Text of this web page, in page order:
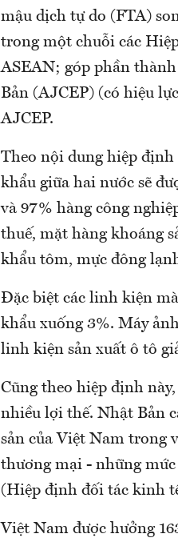
mậu dịch tự do (FTA)
trong một chuỗi các
ASEAN; góp phần
Bản (AJCEP) (có hiệu
AJCEP.
Theo nội dung hiệp định
khẩu giữa hai nước sẽ
và 97% hàng công
thuế, mặt hàng khoáng
khẩu tôm, mực đông
Đặc biệt các linh kiện
khẩu xuống 3%. Máy
linh kiện sản xuất ô tô
Cũng theo hiệp định
nhiều lợi thế. Nhật Bản
sản của Việt Nam trong
thương mại - những mức
(Hiệp định đối tác kinh
Việt Nam được hưởng